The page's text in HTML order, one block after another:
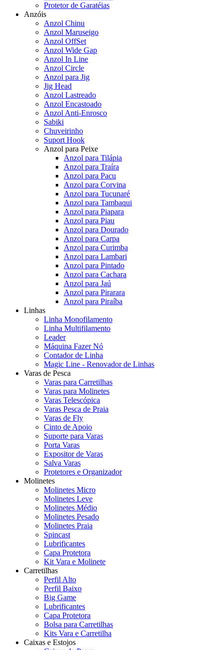
Protetor de Garatéias
Anzóis
Anzol Chinu
Anzol Maruseigo
Anzol OffSet
Anzol Wide Gap
Anzol In Line
Anzol Circle
Anzol para Jig
Jig Head
Anzol Lastreado
Anzol Encastoado
Anzol Anti-Enrosco
Sabiki
Chuveirinho
Suport Hook
Anzol para Peixe
Anzol para Tilápia
Anzol para Traíra
Anzol para Pacu
Anzol para Corvina
Anzol para Tucunaré
Anzol para Tambaqui
Anzol para Piapara
Anzol para Piau
Anzol para Dourado
Anzol para Carpa
Anzol para Curimba
Anzol para Lambari
Anzol para Pintado
Anzol para Cachara
Anzol para Jaú
Anzol para Pirarara
Anzol para Piraíba
Linhas
Linha Monofilamento
Linha Multifilamento
Leader
Máquina Fazer Nó
Contador de Linha
Magic Line - Renovador de Linhas
Varas de Pesca
Varas para Carretilhas
Varas para Molinetes
Varas Telescópica
Varas Pesca de Praia
Varas de Fly
Cinto de Apoio
Suporte para Varas
Porta Varas
Expositor de Varas
Salva Varas
Protetores e Organizador
Molinetes
Molinetes Micro
Molinetes Leve
Molinetes Médio
Molinetes Pesado
Molinetes Praia
Spincast
Lubrificantes
Capa Protetora
Kit Vara e Molinete
Carretilhas
Perfil Alto
Perfil Baixo
Big Game
Lubrificantes
Capa Protetora
Bolsa para Carretilhas
Kits Vara e Carretilha
Caixas e Estojos